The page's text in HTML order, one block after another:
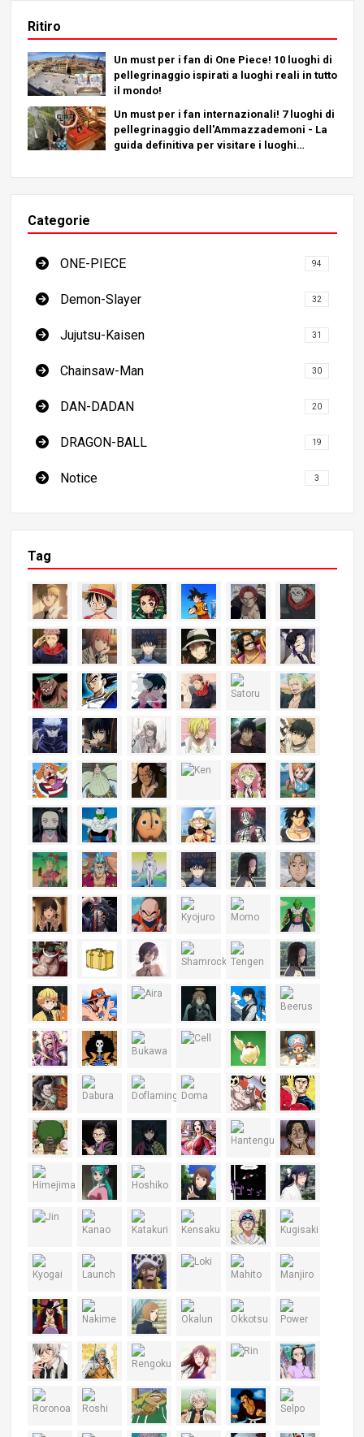
Ritiro
Un must per i fan di One Piece! 10 luoghi di
pellegrinaggio ispirati a luoghi reali in tutto
il mondo!
Un must per i fan internazionali! 7 luoghi di
pellegrinaggio dell'Ammazzademoni - La
guida definitiva per visitare i luoghi
Categorie
ONE-PIECE 94
Demon-Slayer 32
Jujutsu-Kaisen 31
Chainsaw-Man 30
DAN-DADAN 20
DRAGON-BALL 19
Notice 3
Tag